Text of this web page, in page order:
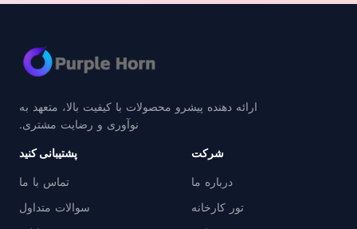
ارائه دهنده پیشرو محصولات با کیفیت بالا، متعهد به
نوآوری و رضایت مشتری.
شرکت
درباره ما
تور کارخانه
پشتیبانی کنید
تماس با ما
سوالات متداول